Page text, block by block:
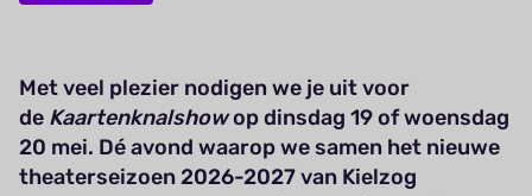
Met veel plezier nodigen we je uit voor
de Kaartenknalshowop dinsdag 19 of woensdag
20 mei. Dé avond waarop we samen het nieuwe
theaterseizoen 2026-2027 van Kielzog